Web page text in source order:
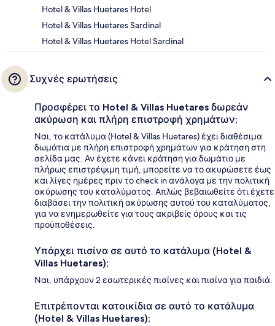
Hotel & Villas Huetares Hotel
Hotel & Villas Huetares Sardinal
Hotel & Villas Huetares Hotel Sardinal
Συχνές ερωτήσεις
Προσφέρει το Hotel & Villas Huetares δωρεάν
ακύρωση και πλήρη επιστροφή χρημάτων;
Ναι, το κατάλυμα (Hotel & Villas Huetares) έχει διαθέσιμα
δωμάτια με πλήρη επιστροφή χρημάτων για κράτηση στη
σελίδα μας. Αν έχετε κάνει κράτηση για δωμάτιο με
πλήρως επιστρέψιμη τιμή, μπορείτε να το ακυρώσετε έως
και λίγες ημέρες πριν το check in ανάλογα με την πολιτική
ακύρωσης του καταλύματος. Απλώς βεβαιωθείτε ότι έχετε
διαβάσει την πολιτική ακύρωσης αυτού του καταλύματος,
για να ενημερωθείτε για τους ακριβείς όρους και τις
προϋποθέσεις.
Υπάρχει πισίνα σε αυτό το κατάλυμα (Hotel &
Villas Huetares);
Ναι, υπάρχουν 2 εσωτερικές πισίνες και πισίνα για παιδιά.
Επιτρέπονται κατοικίδια σε αυτό το κατάλυμα
(Hotel & Villas Huetares);